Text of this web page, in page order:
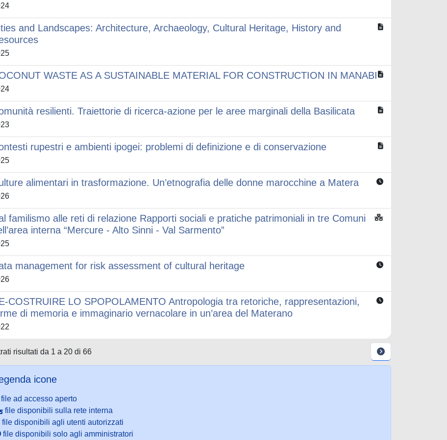
and Landscapes: Architecture, Archaeology, Cultural Heritage, History and
WASTE AS A SUSTAINABLE MATERIAL FOR CONSTRUCTION IN MANABI
resilienti. Traiettorie di ricerca-azione per le aree marginali della Basilicata
rupestri e ambienti ipogei: problemi di definizione e di conservazione
alimentari in trasformazione. Un’etnografia delle donne marocchine a Matera
familismo alle reti di relazione Rapporti sociali e pratiche patrimoniali in tre Comuni
interna “Mercure - Alto Sinni - Val Sarmento”
management for risk assessment of cultural heritage
COSTRUIRE LO SPOPOLAMENTO Antropologia tra retoriche, rappresentazioni,
di memoria e immaginario vernacolare in un’area del Materano
risultati da 1 a 20 di 66
icone
file ad accesso aperto
file disponibili sulla rete interna
file disponibili agli utenti autorizzati
file disponibili solo agli amministratori